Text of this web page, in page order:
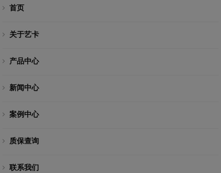
首页
关于艺卡
产品中心
新闻中心
案例中心
质保查询
联系我们